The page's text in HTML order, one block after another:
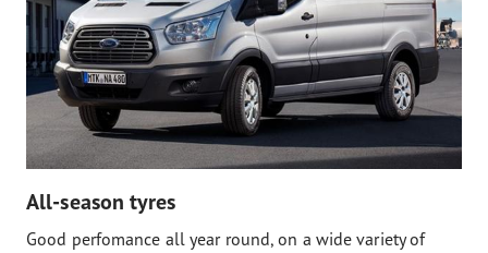
All-season tyres
Good perfomance all year round, on a wide variety of